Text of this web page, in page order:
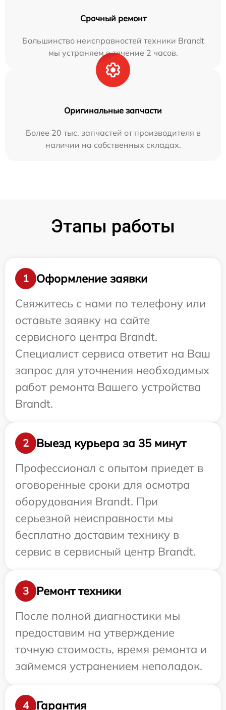
Срочный ремонт
Большинство неисправностей техники Brandt
мы устраняем в течение 2 часов.
Оригинальные запчасти
Более 20 тыс. запчастей от производителя в
наличии на собственных складах.
Этапы работы
1
Оформление заявки
Свяжитесь с нами по телефону или
оставьте заявку на сайте
сервисного центра Brandt.
Специалист сервиса ответит на Ваш
запрос для уточнения необходимых
работ ремонта Вашего устройства
Brandt.
2
Выезд курьера за 35 минут
Профессионал с опытом приедет в
оговоренные сроки для осмотра
оборудования Brandt. При
серьезной неисправности мы
бесплатно доставим технику в
сервис в сервисный центр Brandt.
3
Ремонт техники
После полной диагностики мы
предоставим на утверждение
точную стоимость, время ремонта и
займемся устранением неполадок.
4 Гарантия